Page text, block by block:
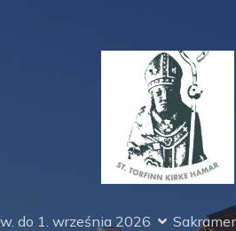
do 1. września 2026